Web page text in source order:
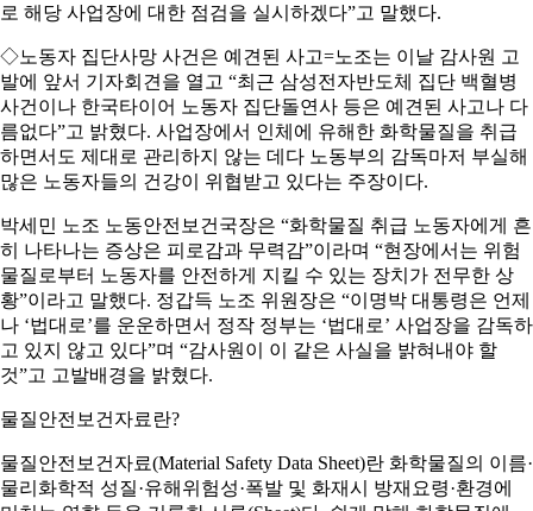
로 해당 사업장에 대한 점검을 실시하겠다”고 말했다.
◇노동자 집단사망 사건은 예견된 사고=노조는 이날 감사원 고
발에 앞서 기자회견을 열고 “최근 삼성전자반도체 집단 백혈병
사건이나 한국타이어 노동자 집단돌연사 등은 예견된 사고나 다
름없다”고 밝혔다. 사업장에서 인체에 유해한 화학물질을 취급
하면서도 제대로 관리하지 않는 데다 노동부의 감독마저 부실해
많은 노동자들의 건강이 위협받고 있다는 주장이다.
박세민 노조 노동안전보건국장은 “화학물질 취급 노동자에게 흔
히 나타나는 증상은 피로감과 무력감”이라며 “현장에서는 위험
물질로부터 노동자를 안전하게 지킬 수 있는 장치가 전무한 상
황”이라고 말했다. 정갑득 노조 위원장은 “이명박 대통령은 언제
나 ‘법대로’를 운운하면서 정작 정부는 ‘법대로’ 사업장을 감독하
고 있지 않고 있다”며 “감사원이 이 같은 사실을 밝혀내야 할
것”고 고발배경을 밝혔다.
물질안전보건자료란?
물질안전보건자료(Material Safety Data Sheet)란 화학물질의 이름·
물리화학적 성질·유해위험성·폭발 및 화재시 방재요령·환경에